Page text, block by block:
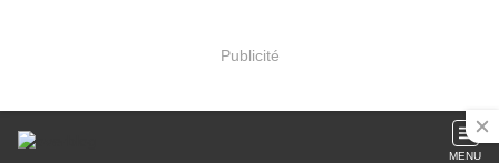
Publicité
MENU